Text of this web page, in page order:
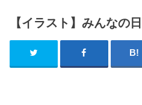
【イラスト】みんなの